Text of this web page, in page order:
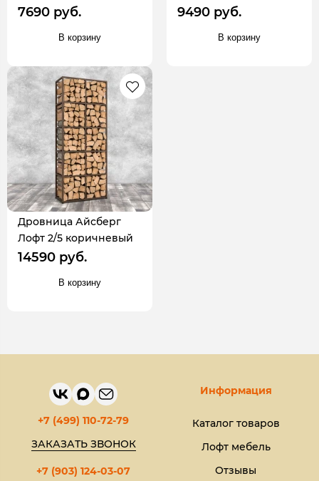
7690 руб.
В корзину
9490 руб.
В корзину
Дровница Айсберг
Лофт 2/5 коричневый
14590 руб.
В корзину
+7 (499) 110-72-79
ЗАКАЗАТЬ ЗВОНОК
+7 (903) 124-03-07
Информация
Каталог товаров
Лофт мебель
Отзывы